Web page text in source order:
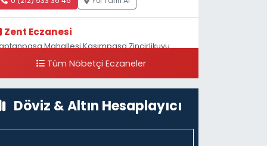
Zent Eczanesi
Mahallesi Kasımpaşa Zincirlikuyu
Tüm Nöbetçi Eczaneler
Döviz & Altın Hesaplayıcı